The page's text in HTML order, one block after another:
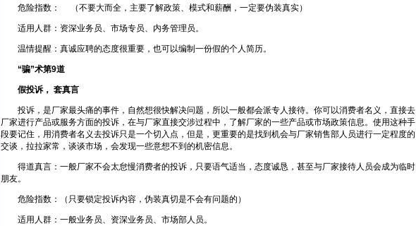
危险指数： （不要大而全，主要了解政策、模式和薪酬，一定要伪装真实）
适用人群：资深业务员、市场专员、内务管理员。
温情提醒：真诚应聘的态度很重要，也可以编制一份假的个人简历。
“骗”术第9道
假投诉， 套真言
投诉，是厂家最头痛的事件，自然想很快解决问题，所以一般都会派专人接待。你可以消费者名义，直接去
厂家进行产品或服务方面的投诉，在与厂家直接交涉过程中，了解厂家的一些产品或市场政策信息。使用这种手
段要记住，用消费者名义去投诉只是一个切入点，但是，更重要的是找到机会与厂家销售部人员进行一定程度的
交谈，拉拉家常，谈谈市场，会发现一些意想不到的机密信息。
得道真言：一般厂家不会太怠慢消费者的投诉，只要语气适当，态度诚恳，甚至与厂家接待人员会成为临时
朋友。
危险指数：（只要锁定投诉内容，伪装真切是不会有问题的）
适用人群：一般业务员、资深业务员、市场部人员。